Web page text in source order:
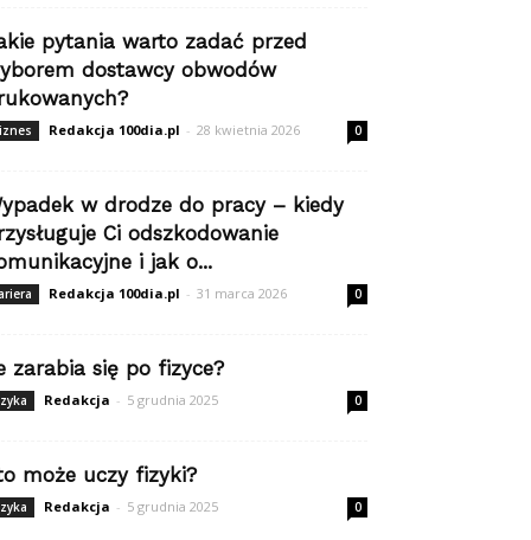
pytania warto zadać przed
dostawcy obwodów
Redakcja 100dia.pl - 28 kwietnia 2026 0
w drodze do pracy – kiedy
Ci odszkodowanie
i jak o...
Redakcja 100dia.pl - 31 marca 2026 0
zarabia się po fizyce?
Redakcja - 5 grudnia 2025 0
może uczy fizyki?
Redakcja - 5 grudnia 2025 0